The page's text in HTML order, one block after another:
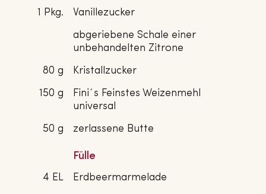
1 Pkg.
Vanillezucker
abgeriebene Schale einer
unbehandelten Zitrone
80 g
Kristallzucker
150 g
Fini´s Feinstes Weizenmehl
universal
50 g
zerlassene Butte
Fülle
4 EL
Erdbeermarmelade